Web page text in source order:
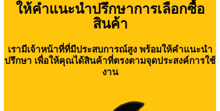
ให้คำแนะนำปรึกษาการเลือกซื้อ
สินค้า
เรามีเจ้าหน้าที่ที่มีประสบการณ์สูง พร้อมให้คำแนะนำ
ปรึกษา เพื่อให้คุณได้สินค้าที่ตรงตามจุดประสงค์การใช้
งาน